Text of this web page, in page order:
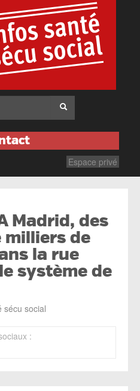
Espace privé
Madrid, des
milliers de
la rue
système de
sécu social
: